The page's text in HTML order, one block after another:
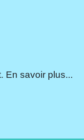
En savoir plus...